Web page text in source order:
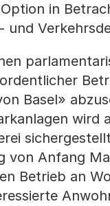
in
und
Basel»
wird
von Anfang
Betrieb an